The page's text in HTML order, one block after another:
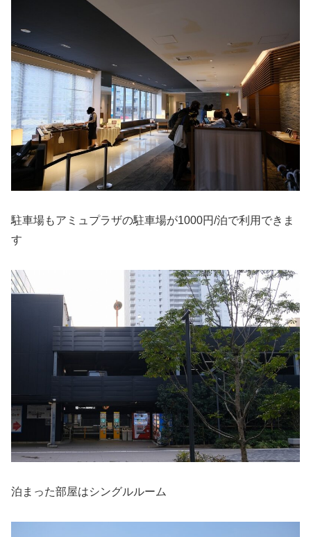
駐車場もアミュプラザの駐車場が1000円/泊で利用できま
す
泊まった部屋はシングルルーム